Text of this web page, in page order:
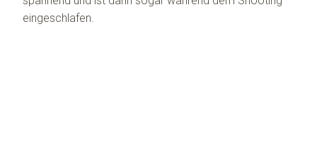
eingeschlafen.